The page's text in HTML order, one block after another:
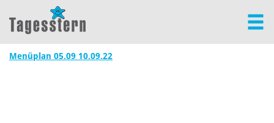
Menüplan 05.09 10.09.22